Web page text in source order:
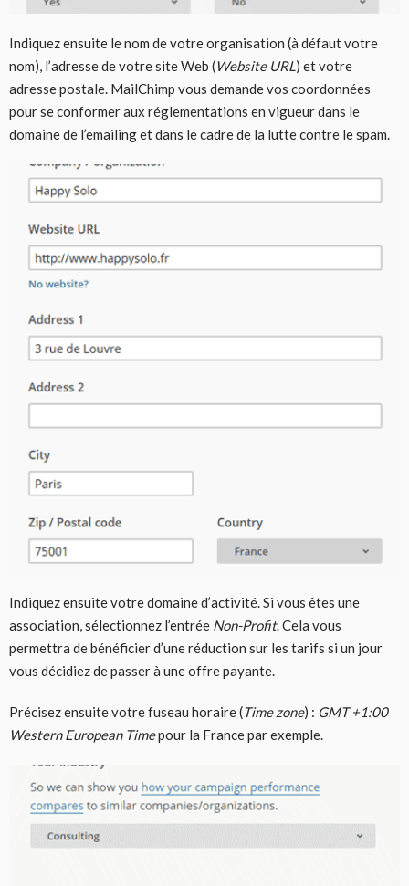
Indiquez ensuite le nom de votre organisation (à défaut votre
nom), l’adresse de votre site Web (Website URL) et votre
adresse postale. MailChimp vous demande vos coordonnées
pour se conformer aux réglementations en vigueur dans le
domaine de l’emailing et dans le cadre de la lutte contre le spam.
Indiquez ensuite votre domaine d’activité. Si vous êtes une
association, sélectionnez l’entrée Non-Profit. Cela vous
permettra de bénéficier d’une réduction sur les tarifs si un jour
vous décidiez de passer à une offre payante.
Précisez ensuite votre fuseau horaire (Time zone) : GMT +1:00
Western European Timepour la France par exemple.